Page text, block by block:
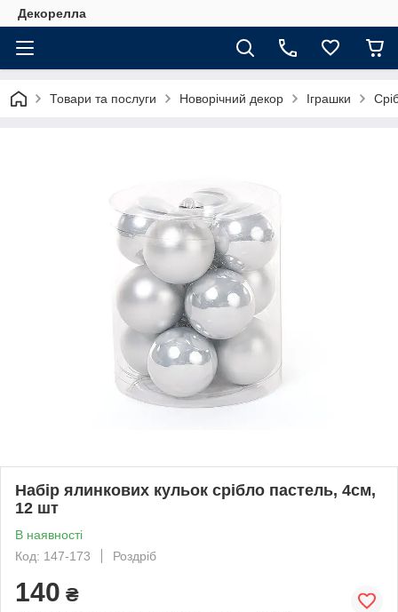
Декорелла
Товари та послуги Новорічний декор Іграшки
Набір ялинкових кульок срібло пастель, 4см,
12 шт
В наявності
Код: 147-173
Роздріб
140 ₴